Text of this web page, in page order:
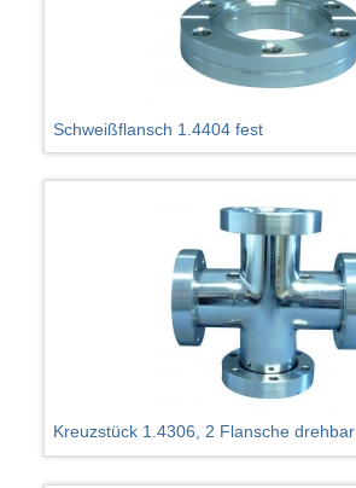
Schweißflansch 1.4404 fest
Kreuzstück 1.4306, 2 Flansche drehbar